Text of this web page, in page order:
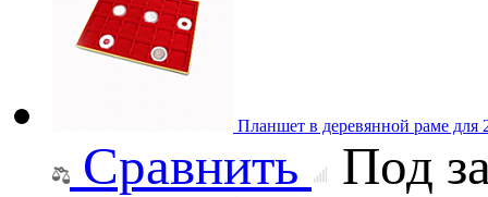
Планшет в деревянной раме
Сравнить Под